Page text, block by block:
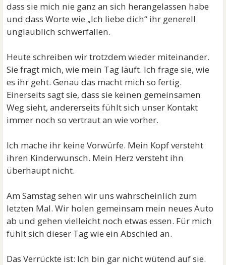
dass sie mich nie ganz an sich herangelassen habe
und dass Worte wie „Ich liebe dich“ ihr generell
unglaublich schwerfallen.
Heute schreiben wir trotzdem wieder miteinander.
Sie fragt mich, wie mein Tag läuft. Ich frage sie, wie
es ihr geht. Genau das macht mich so fertig.
Einerseits sagt sie, dass sie keinen gemeinsamen
Weg sieht, andererseits fühlt sich unser Kontakt
immer noch so vertraut an wie vorher.
Ich mache ihr keine Vorwürfe. Mein Kopf versteht
ihren Kinderwunsch. Mein Herz versteht ihn
überhaupt nicht.
Am Samstag sehen wir uns wahrscheinlich zum
letzten Mal. Wir holen gemeinsam mein neues Auto
ab und gehen vielleicht noch etwas essen. Für mich
fühlt sich dieser Tag wie ein Abschied an.
Das Verrückte ist: Ich bin gar nicht wütend auf sie.